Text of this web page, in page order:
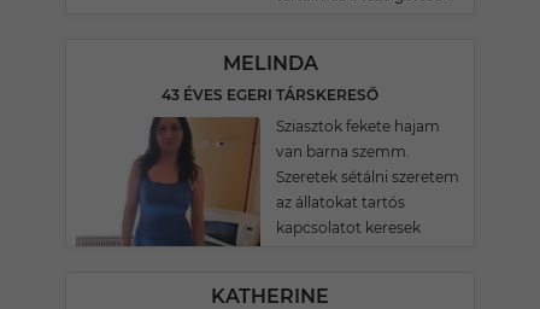
MELINDA
43 ÉVES EGERI TÁRSKERESŐ
Sziasztok fekete hajam
van barna szemm.
Szeretek sétálni szeretem
az állatokat tartós
kapcsolatot keresek
KATHERINE